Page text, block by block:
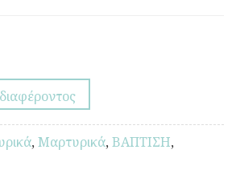
,Μαρτυρικά,ΒΑΠΤΙΣΗ,